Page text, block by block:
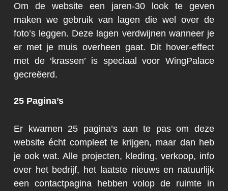
Om de website een jaren-30 look te geven
maken we gebruik van lagen die wel over de
foto’s leggen. Deze lagen verdwijnen wanneer je
er met je muis overheen gaat. Dit hover-effect
met de ‘krassen’ is speciaal voor WingPalace
gecreëerd.
25 Pagina’s
Er kwamen 25 pagina’s aan te pas om deze
website écht compleet te krijgen, maar dan heb
je ook wat. Alle projecten, kleding, verkoop, info
over het bedrijf, het laatste nieuws en natuurlijk
een contactpagina hebben volop de ruimte in